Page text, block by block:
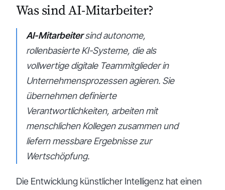
Was sind AI-Mitarbeiter?
AI-Mitarbeitersind autonome,
rollenbasierte KI-Systeme, die als
vollwertige digitale Teammitglieder in
Unternehmensprozessen agieren. Sie
übernehmen definierte
Verantwortlichkeiten, arbeiten mit
menschlichen Kollegen zusammen und
liefern messbare Ergebnisse zur
Wertschöpfung.
Die Entwicklung künstlicher Intelligenz hat einen